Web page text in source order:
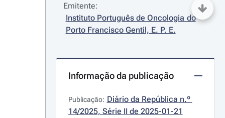
Emitente:
Instituto Português de Oncologia do
Porto Francisco Gentil, E. P. E.
Informação da publicação
Publicação: Diário da República n.º
14/2025, Série II de 2025-01-21